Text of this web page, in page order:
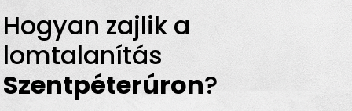
Hogyan zajlik a
lomtalanítás
Szentpéterúron?